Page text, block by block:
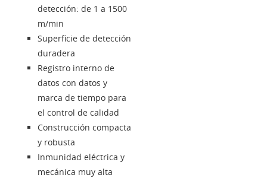
Login
Distribuidores
Lengua
detección: de 1 a 1500
m/min
Superficie de detección
duradera
Registro interno de
datos con datos y
marca de tiempo para
el control de calidad
Construcción compacta
y robusta
Inmunidad eléctrica y
mecánica muy alta